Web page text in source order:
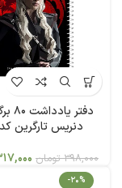
دنریس تارگرین کد 600
398,000 تومان
-20%